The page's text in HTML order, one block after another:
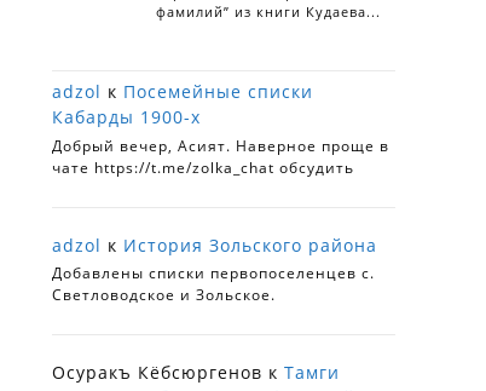
adzol к Посемейные списки
Кабарды 1900-х
Добрый вечер, Асият. Наверное проще в
чате https://t.me/zolka_chat обсудить
adzol к История Зольского района
Добавлены списки первопоселенцев с.
Светловодское и Зольское.
Осуракъ Кёбсюргенов к Тамги